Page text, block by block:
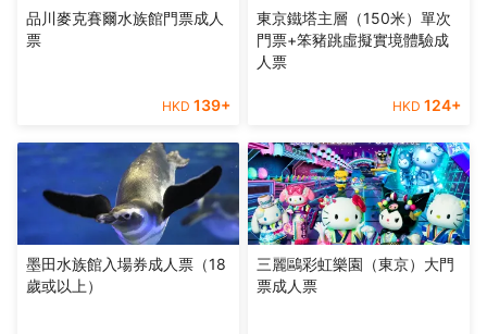
品川麥克賽爾水族館門票成人
票
HKD 139+
東京鐵塔主層（150米）單次
門票+笨豬跳虛擬實境體驗成
人票
HKD 124+
墨田水族館入場券成人票（18
歲或以上）
三麗鷗彩虹樂園（東京）大門
票成人票